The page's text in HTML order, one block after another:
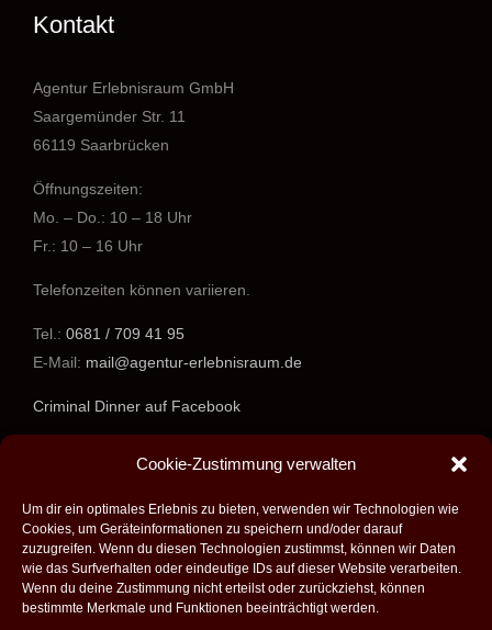
Cookie-Zustimmung verwalten
Um dir ein optimales Erlebnis zu bieten, verwenden wir Technologien wie
Cookies, um Geräteinformationen zu speichern und/oder darauf
zuzugreifen. Wenn du diesen Technologien zustimmst, können wir Daten
wie das Surfverhalten oder eindeutige IDs auf dieser Website verarbeiten.
Wenn du deine Zustimmung nicht erteilst oder zurückziehst, können
bestimmte Merkmale und Funktionen beeinträchtigt werden.
Kontakt
Agentur Erlebnisraum GmbH
Saargemünder Str. 11
66119 Saarbrücken
Öffnungszeiten:
Mo. – Do.: 10 – 18 Uhr
Fr.: 10 – 16 Uhr
Telefonzeiten können variieren.
Tel.: 0681 / 709 41 95
E-Mail: mail@agentur-erlebnisraum.de
Criminal Dinner auf Facebook